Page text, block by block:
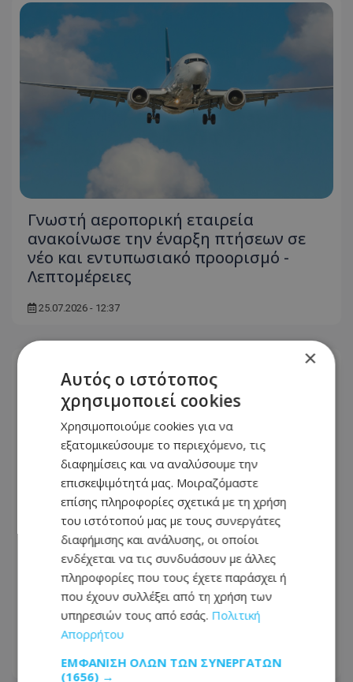
Γνωστή αεροπορική εταιρεία
ανακοίνωσε την έναρξη πτήσεων σε
νέο και εντυπωσιακό προορισμό -
Λεπτομέρειες
25.07.2026 - 12:37
Ταξίδια: 17 μέρη που μοιάζουν
εξωπραγματικά – Κι όμως βρίσκονται
στην Ευρώπη - Δες τη λίστα που έγινε
viral – Φωτογραφίες
25.07.2026 - 07:25
×
Αυτός ο ιστότοπος
χρησιμοποιεί cookies
Χρησιμοποιούμε cookies για να
εξατομικεύσουμε το περιεχόμενο, τις
διαφημίσεις και να αναλύσουμε την
επισκεψιμότητά μας. Μοιραζόμαστε
επίσης πληροφορίες σχετικά με τη χρήση
του ιστότοπού μας με τους συνεργάτες
διαφήμισης και ανάλυσης, οι οποίοι
ενδέχεται να τις συνδυάσουν με άλλες
πληροφορίες που τους έχετε παράσχει ή
που έχουν συλλέξει από τη χρήση των
υπηρεσιών τους από εσάς. Πολιτική
Απορρήτου
ΕΜΦΆΝΙΣΗ ΌΛΩΝ ΤΩΝ ΣΥΝΕΡΓΑΤΏΝ
(1656) →